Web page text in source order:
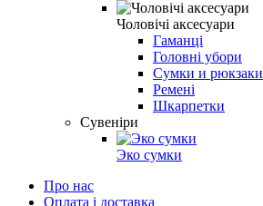
Чоловічі аксесуари
Гаманці
Головні убори
Сумки и рюкзаки
Ремені
Шкарпетки
Сувеніри
Эко сумки
Про нас
Оплата і доставка